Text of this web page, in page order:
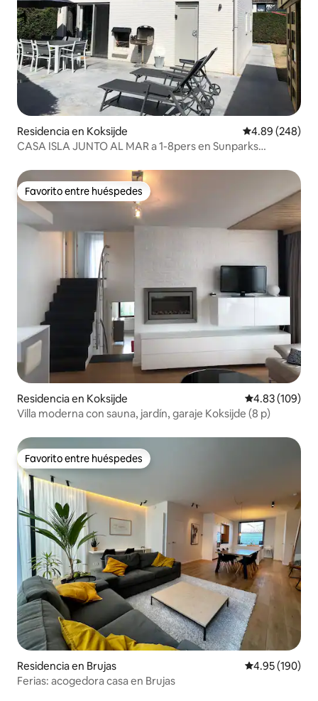
Residencia en Koksijde Calificación
4.89 (248)
CASA ISLA JUNTO AL MAR a 1-8pers en Sunparks
Favorito entre huéspedes
Favorito entre huéspedes
Residencia en Koksijde Calificación
4.83 (109)
Villa moderna con sauna, jardín, garaje Koksijde (8 p)
Favorito entre huéspedes
Favorito entre huéspedes
Residencia en Brujas Calificación
4.95 (190)
Ferias: acogedora casa en Brujas